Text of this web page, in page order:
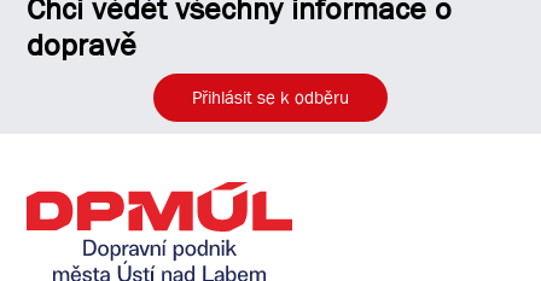
Chci vědět všechny informace o
dopravě
Přihlásit se k odběru